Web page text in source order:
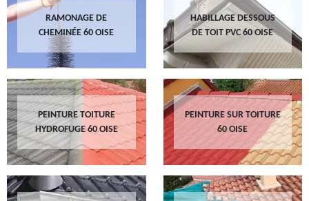
RAMONAGE DE
CHEMINÉE 60 OISE
HABILLAGE DESSOUS
DE TOIT PVC 60 OISE
PEINTURE TOITURE
HYDROFUGE 60 OISE
PEINTURE SUR TOITURE
60 OISE